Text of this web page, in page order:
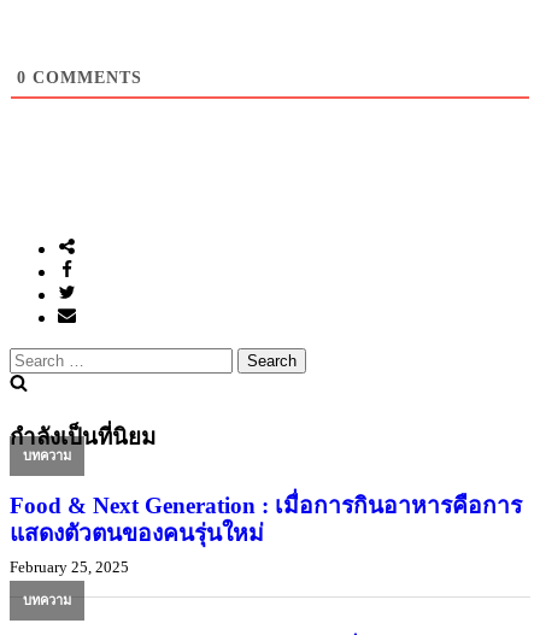
0 COMMENTS
Search
for:
กำลังเป็นที่นิยม
บทความ
Food & Next Generation : เมื่อการกินอาหารคือการ
แสดงตัวตนของคนรุ่นใหม่
February 25, 2025
บทความ